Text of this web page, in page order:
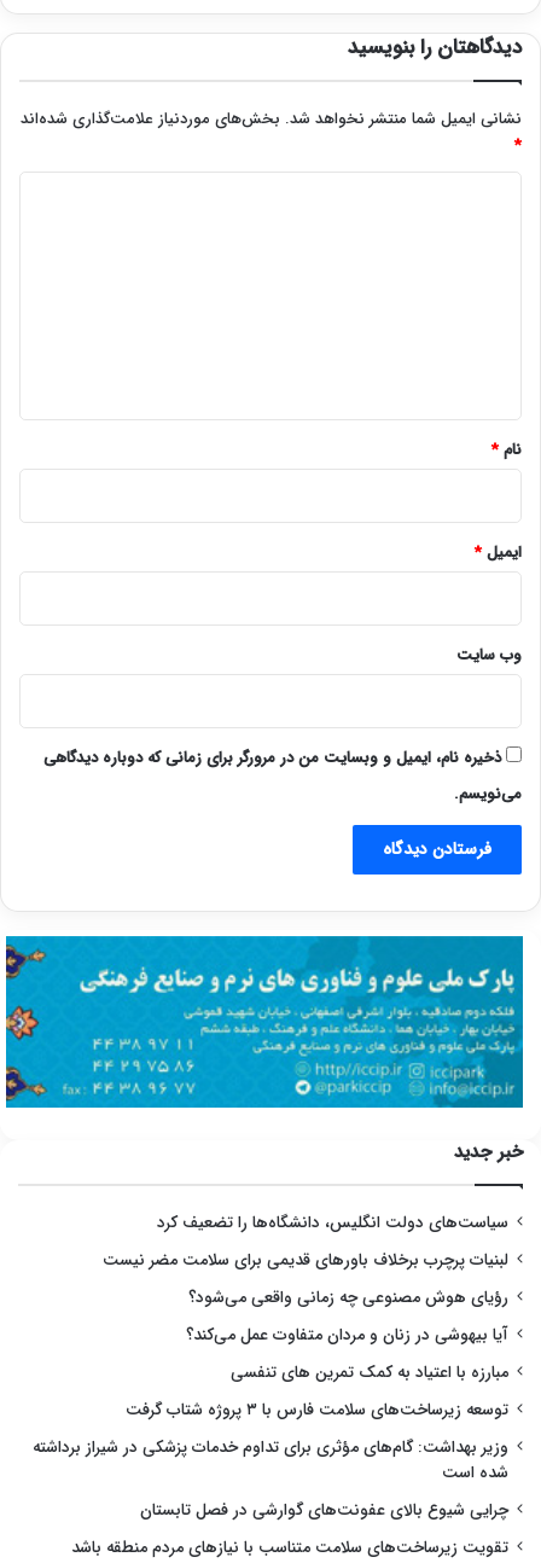
دیدگاهتان را بنویسید
نشانی ایمیل شما منتشر نخواهد شد. بخش‌های موردنیاز علامت‌گذاری شده‌اند
*
نام*
ایمیل*
وب‌ سایت
ذخیره نام، ایمیل و وبسایت من در مرورگر برای زمانی که دوباره دیدگاهی
می‌نویسم.
خبر جدید
سیاست‌های دولت انگلیس، دانشگاه‌ها را تضعیف کرد
لبنیات پرچرب برخلاف باورهای قدیمی برای سلامت مضر نیست
رؤیای هوش مصنوعی چه زمانی واقعی می‌شود؟
آیا بیهوشی در زنان و مردان متفاوت عمل می‌کند؟
مبارزه با اعتیاد به کمک تمرین های تنفسی
توسعه زیرساخت‌های سلامت فارس با ۳ پروژه شتاب گرفت
وزیر بهداشت: گام‌های مؤثری برای تداوم خدمات پزشکی در شیراز برداشته
شده است
چرایی شیوع بالای عفونت‌های گوارشی در فصل تابستان
تقویت زیرساخت‌های سلامت متناسب با نیازهای مردم منطقه باشد